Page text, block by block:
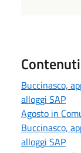
Buccinasco,
alloggi SAP
Agosto in
Buccinasco,
alloggi SAP